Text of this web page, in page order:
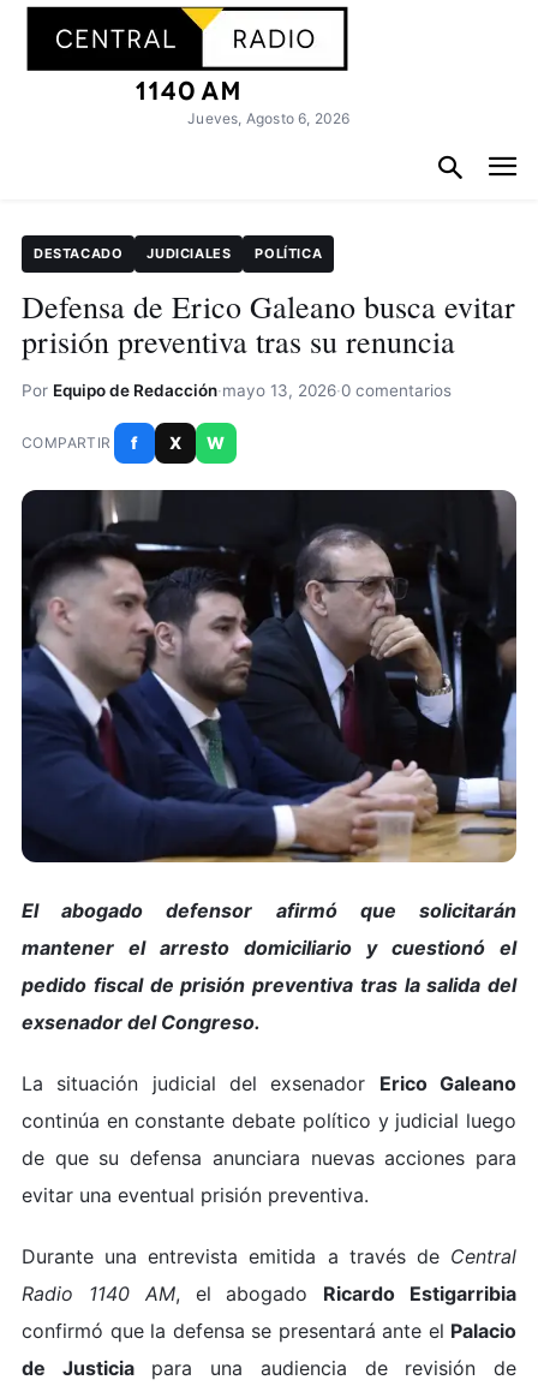
Jueves, Agosto 6, 2026
DESTACADO JUDICIALES POLÍTICA
Defensa de Erico Galeano busca evitar
prisión preventiva tras su renuncia
Por Equipo de Redacción·mayo 13, 2026·0 comentarios
COMPARTIR f X W
El abogado defensor afirmó que solicitarán
mantener el arresto domiciliario y cuestionó el
pedido fiscal de prisión preventiva tras la salida del
exsenador del Congreso.
La situación judicial del exsenador Erico Galeano
continúa en constante debate político y judicial luego
de que su defensa anunciara nuevas acciones para
evitar una eventual prisión preventiva.
Durante una entrevista emitida a través de Central
Radio 1140 AM, el abogado Ricardo Estigarribia
confirmó que la defensa se presentará ante el Palacio
de Justiciapara una audiencia de revisión de